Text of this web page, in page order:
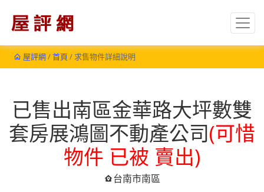
屋評網/首頁 / 求售物件詳細說明
已售出南區金華路大坪數雙
套房展鴻圖不動產公司(可惜
物件 已被 賣出)
台南市南區